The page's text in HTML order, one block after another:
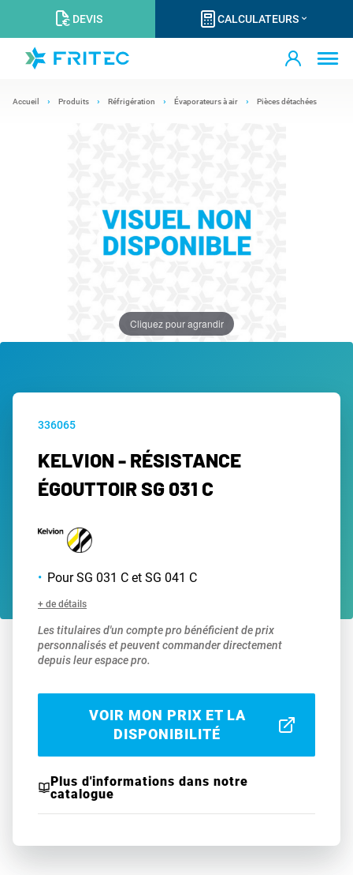
DEVIS CALCULATEURS
Accueil Produits Réfrigération Évaporateurs à air Pièces détachées
Cliquez pour agrandir
336065
KELVION - RÉSISTANCE
ÉGOUTTOIR SG 031 C
Pour SG 031 C et SG 041 C
+ de détails
Les titulaires d'un compte pro bénéficient de prix
personnalisés et peuvent commander directement
depuis leur espace pro.
VOIR MON PRIX ET LA
DISPONIBILITÉ
Plus d'informations dans notre
catalogue